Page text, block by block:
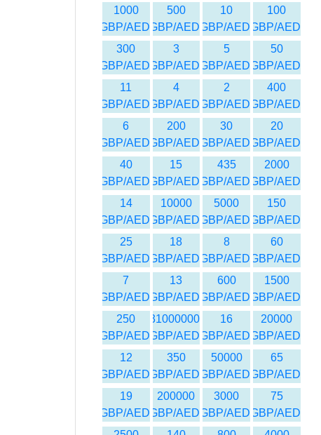
100
GBP/AED
10
GBP/AED
500
GBP/AED
1000
GBP/AED
50
GBP/AED
5
GBP/AED
3
GBP/AED
300
GBP/AED
400
GBP/AED
2
GBP/AED
4
GBP/AED
11
GBP/AED
20
GBP/AED
30
GBP/AED
200
GBP/AED
6
GBP/AED
2000
GBP/AED
435
GBP/AED
15
GBP/AED
40
GBP/AED
150
GBP/AED
5000
GBP/AED
10000
GBP/AED
14
GBP/AED
60
GBP/AED
8
GBP/AED
18
GBP/AED
25
GBP/AED
1500
GBP/AED
600
GBP/AED
13
GBP/AED
7
GBP/AED
20000
GBP/AED
16
GBP/AED
31000000
GBP/AED
250
GBP/AED
65
GBP/AED
50000
GBP/AED
350
GBP/AED
12
GBP/AED
75
GBP/AED
3000
GBP/AED
200000
GBP/AED
19
GBP/AED